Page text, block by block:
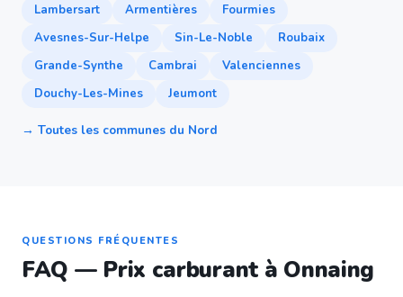
Lambersart
Armentières
Fourmies
Avesnes-Sur-Helpe
Sin-Le-Noble
Roubaix
Grande-Synthe
Cambrai
Valenciennes
Douchy-Les-Mines
Jeumont
→ Toutes les communes du Nord
QUESTIONS FRÉQUENTES
FAQ — Prix carburant à Onnaing